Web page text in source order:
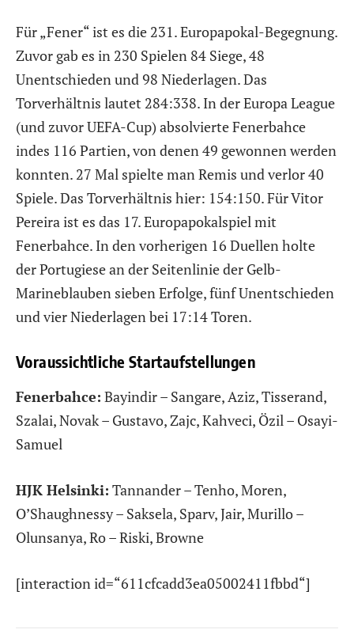
Für „Fener“ ist es die 231. Europapokal-Begegnung.
Zuvor gab es in 230 Spielen 84 Siege, 48
Unentschieden und 98 Niederlagen. Das
Torverhältnis lautet 284:338. In der Europa League
(und zuvor UEFA-Cup) absolvierte Fenerbahce
indes 116 Partien, von denen 49 gewonnen werden
konnten. 27 Mal spielte man Remis und verlor 40
Spiele. Das Torverhältnis hier: 154:150. Für Vitor
Pereira ist es das 17. Europapokalspiel mit
Fenerbahce. In den vorherigen 16 Duellen holte
der Portugiese an der Seitenlinie der Gelb-
Marineblauben sieben Erfolge, fünf Unentschieden
und vier Niederlagen bei 17:14 Toren.
Voraussichtliche Startaufstellungen
Fenerbahce: Bayindir – Sangare, Aziz, Tisserand,
Szalai, Novak – Gustavo, Zajc, Kahveci, Özil – Osayi-
Samuel
HJK Helsinki: Tannander – Tenho, Moren,
O’Shaughnessy – Saksela, Sparv, Jair, Murillo –
Olunsanya, Ro – Riski, Browne
[interaction id=“611cfcadd3ea05002411fbbd“]